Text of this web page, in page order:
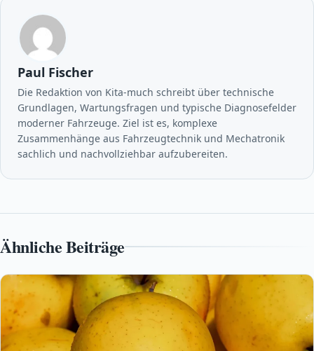
Paul Fischer
Die Redaktion von Kita-much schreibt über technische
Grundlagen, Wartungsfragen und typische Diagnosefelder
moderner Fahrzeuge. Ziel ist es, komplexe
Zusammenhänge aus Fahrzeugtechnik und Mechatronik
sachlich und nachvollziehbar aufzubereiten.
Ähnliche Beiträge